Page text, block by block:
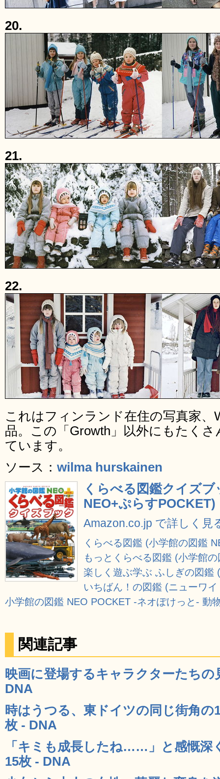
20.
21.
22.
これはフィンランド在住の写真家、
品。この「Growth」以外にもたく
ています。
ソース： wilma hurskainen
くらべる図鑑クイズ
NEO+ぷらすPOCKET)
Amazon.co.jp で詳しく見
くらべる図鑑 (小学館の図鑑
もっとくらべる図鑑 (小学館
楽しく遊ぶ学ぶ ふしぎの図鑑
いちばん！の図鑑 (ニューワ
小学館の図鑑 NEO POCKET -ネオぽけっと- 動
関連記事
映画に登場するキャラクターたち
DNA
時はうつる、東ドイツの同じ街角の
枚 - DNA
「キミも成長したね……」と感慨深
15枚 - DNA